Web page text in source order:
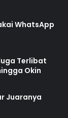
WhatsApp
Terlibat
Okin
Juaranya